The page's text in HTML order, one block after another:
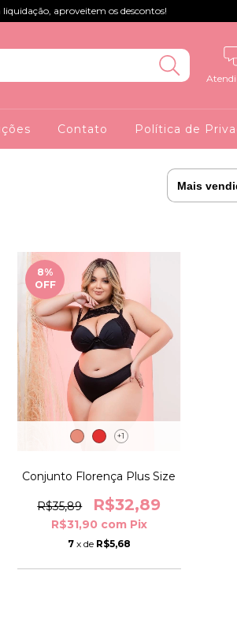
aproveitem os descontos!
Contato Política de
8%
OFF
+1
Conjunto Florença Plus Size
R$35,89 R$32,89
R$31,90 com Pix
7 x de R$5,68